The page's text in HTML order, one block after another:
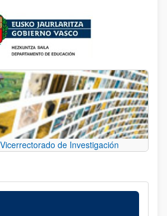
de Investigación